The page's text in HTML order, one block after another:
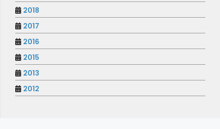
2018
2017
2016
2015
2013
2012